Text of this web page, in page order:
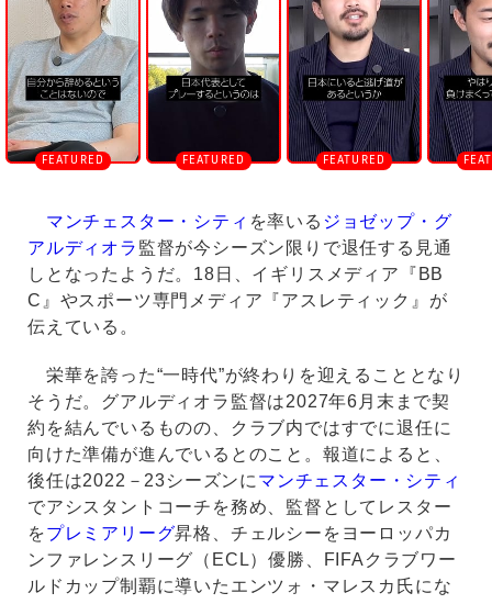
t
e
マンチェスター・シティ を率いる ジョゼップ・グ
アルディオラ 監督が今シーズン限りで退任する見通
しとなったようだ。18日、イギリスメディア『BB
C』やスポーツ専門メディア『アスレティック』が
伝えている。
栄華を誇った“一時代”が終わりを迎えることとなり
そうだ。グアルディオラ監督は2027年6月末まで契
約を結んでいるものの、クラブ内ではすでに退任に
向けた準備が進んでいるとのこと。報道によると、
後任は2022－23シーズンにマンチェスター・シティ
でアシスタントコーチを務め、監督としてレスター
をプレミアリーグ昇格、チェルシーをヨーロッパカ
ンファレンスリーグ（ECL）優勝、FIFAクラブワー
ルドカップ制覇に導いたエンツォ・マレスカ氏にな